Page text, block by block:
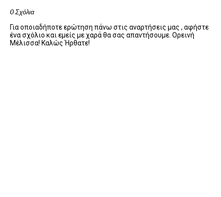
0 Σχόλια
Για οποιαδήποτε ερώτηση πάνω στις αναρτήσεις μας , αφήστε
ένα σχόλιο και εμείς με χαρά θα σας απαντήσουμε. Ορεινή
Μέλισσα! Καλώς Ήρθατε!